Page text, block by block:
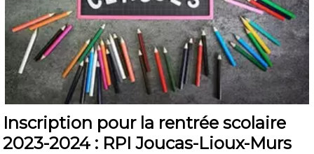
Inscription pour la rentrée scolaire
2023-2024 : RPI Joucas-Lioux-Murs